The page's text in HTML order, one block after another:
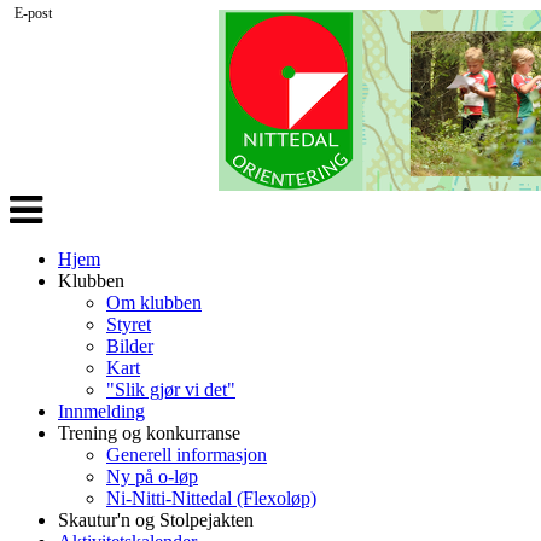
Veksle
navigasjon
Hjem
Klubben
Om klubben
Styret
Bilder
Kart
"Slik gjør vi det"
Innmelding
Trening og konkurranse
Generell informasjon
Ny på o-løp
Ni-Nitti-Nittedal (Flexoløp)
Skautur'n og Stolpejakten
E-post